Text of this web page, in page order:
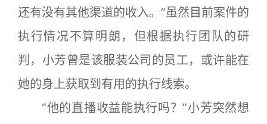
还有没有其他渠道的收入。”虽然目前案件的
执行情况不算明朗，但根据执行团队的研
判，小芳曾是该服装公司的员工，或许能在
她的身上获取到有用的执行线索。
“他的直播收益能执行吗？”小芳突然想